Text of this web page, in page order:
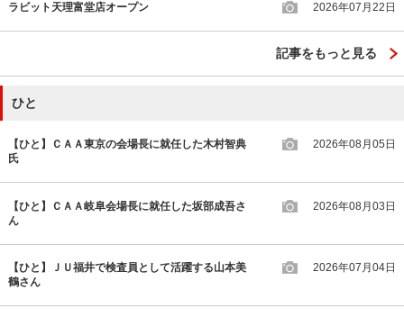
ラビット天理富堂店オープン 2026年07月22日
記事をもっと見る
ひと
【ひと】ＣＡＡ東京の会場長に就任した木村智典
氏
2026年08月05日
【ひと】ＣＡＡ岐阜会場長に就任した坂部成吾さ
ん
2026年08月03日
【ひと】ＪＵ福井で検査員として活躍する山本美
鶴さん
2026年07月04日